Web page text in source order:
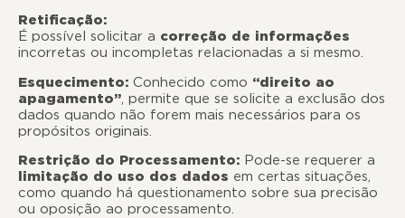
Retificação:
É possível solicitar a correção de informações
incorretas ou incompletas relacionadas a si mesmo.
Esquecimento: Conhecido como “direito ao
apagamento” , permite que se solicite a exclusão dos
dados quando não forem mais necessários para os
propósitos originais.
Restrição do Processamento: Pode-se requerer a
limitação do uso dos dados em certas situações,
como quando há questionamento sobre sua precisão
ou oposição ao processamento.